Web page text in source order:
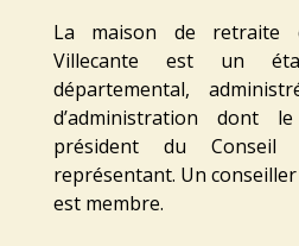
La maison de retraite
Villecante est un
départemental,
d’administration dont
président du
représentant. Un
est membre.